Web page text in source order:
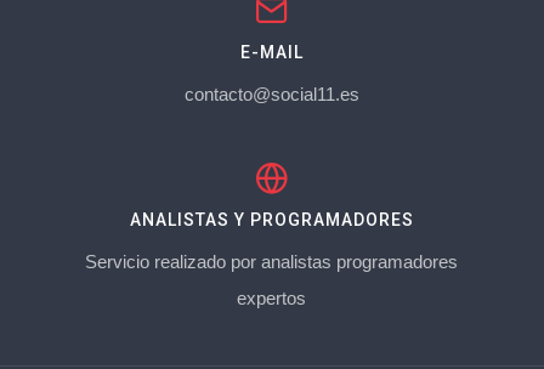
E-MAIL
contacto@social11.es
ANALISTAS Y PROGRAMADORES
Servicio realizado por analistas programadores
expertos